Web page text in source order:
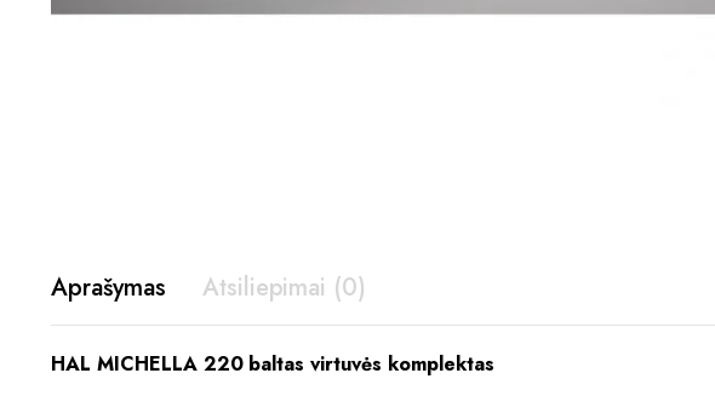
Aprašymas Atsiliepimai (0)
HAL MICHELLA 220 baltas virtuvės komplektas